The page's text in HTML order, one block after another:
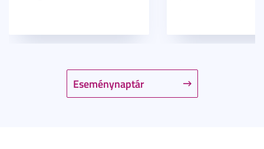
Eseménynaptár